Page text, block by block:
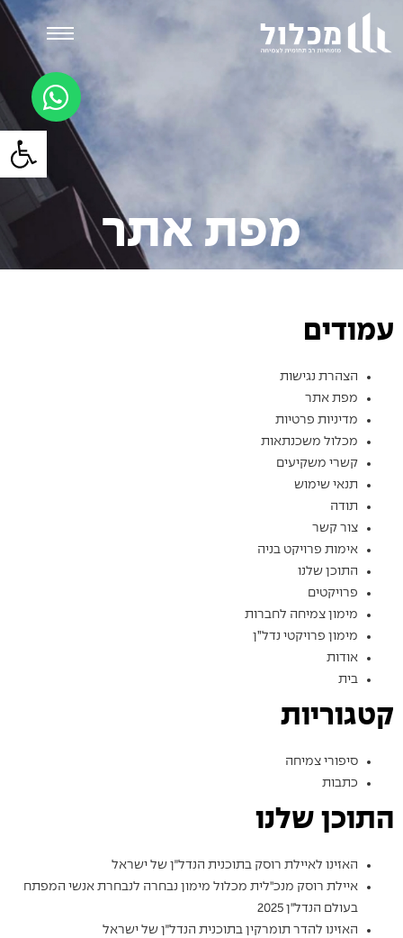
פתח
מפת אתר
עמודים
הצהרת נגישות
מפת אתר
מדיניות פרטיות
מכלול משכנתאות
קשרי משקיעים
תנאי שימוש
תודה
צור קשר
אימות פרויקט בניה
התוכן שלנו
פרויקטים
מימון צמיחה לחברות
מימון פרויקטי נדל”ן
אודות
בית
קטגוריות
סיפורי צמיחה
כתבות
התוכן שלנו
האזינו לאיילת רוסק בתוכנית הנדל״ן של ישראל
איילת רוסק מנכ"לית מכלול מימון נבחרה לנבחרת אנשי המפתח
בעולם הנדל"ן 2025
האזינו להדר תומרקין בתוכנית הנדל״ן של ישראל